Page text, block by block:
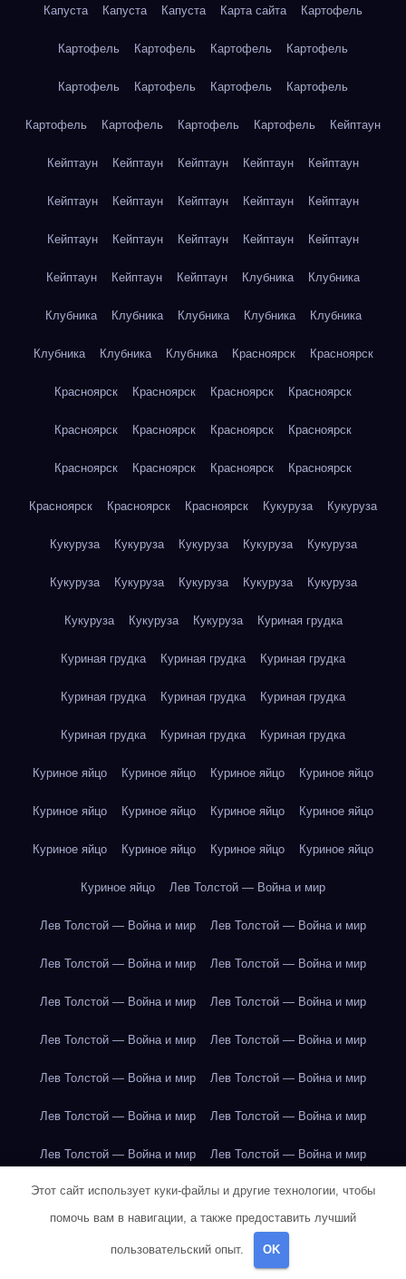
Капуста Капуста Капуста Карта сайта Картофель
Картофель Картофель Картофель Картофель
Картофель Картофель Картофель Картофель
Картофель Картофель Картофель Картофель Кейптаун
Кейптаун Кейптаун Кейптаун Кейптаун Кейптаун
Кейптаун Кейптаун Кейптаун Кейптаун Кейптаун
Кейптаун Кейптаун Кейптаун Кейптаун Кейптаун
Кейптаун Кейптаун Кейптаун Клубника Клубника
Клубника Клубника Клубника Клубника Клубника
Клубника Клубника Клубника Красноярск Красноярск
Красноярск Красноярск Красноярск Красноярск
Красноярск Красноярск Красноярск Красноярск
Красноярск Красноярск Красноярск Красноярск
Красноярск Красноярск Красноярск Кукуруза Кукуруза
Кукуруза Кукуруза Кукуруза Кукуруза Кукуруза
Кукуруза Кукуруза Кукуруза Кукуруза Кукуруза
Кукуруза Кукуруза Кукуруза Куриная грудка
Куриная грудка Куриная грудка Куриная грудка
Куриная грудка Куриная грудка Куриная грудка
Куриная грудка Куриная грудка Куриная грудка
Куриное яйцо Куриное яйцо Куриное яйцо Куриное яйцо
Куриное яйцо Куриное яйцо Куриное яйцо Куриное яйцо
Куриное яйцо Куриное яйцо Куриное яйцо Куриное яйцо
Куриное яйцо Лев Толстой — Война и мир
Лев Толстой — Война и мир Лев Толстой — Война и мир
Лев Толстой — Война и мир Лев Толстой — Война и мир
Лев Толстой — Война и мир Лев Толстой — Война и мир
Лев Толстой — Война и мир Лев Толстой — Война и мир
Лев Толстой — Война и мир Лев Толстой — Война и мир
Лев Толстой — Война и мир Лев Толстой — Война и мир
Лев Толстой — Война и мир Лев Толстой — Война и мир
Лондон Лондон Лондон Лондон Лондон Лондон
Лондон
Лондон Лос-Анджелес
Этот сайт использует куки-файлы и другие технологии, чтобы
помочь вам в навигации, а также предоставить лучший
пользовательский опыт. OK